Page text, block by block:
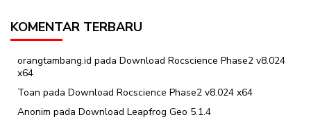
KOMENTAR TERBARU
orangtambang.id pada Download Rocscience Phase2 v8.024
x64
Toan pada Download Rocscience Phase2 v8.024 x64
Anonim pada Download Leapfrog Geo 5.1.4